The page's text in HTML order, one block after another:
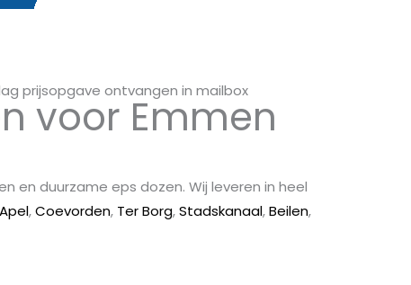
prijsopgave ontvangen in mailbox
voor Emmen
en duurzame eps dozen. Wij leveren in heel
,Coevorden, Ter Borg,Stadskanaal,Beilen,